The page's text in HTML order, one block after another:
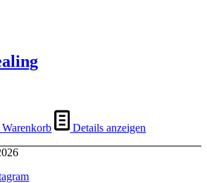
Details anzeigen